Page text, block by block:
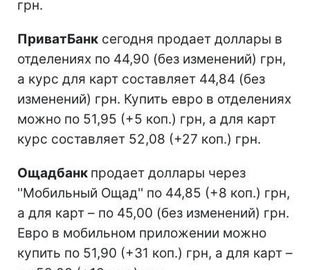
грн.
ПриватБанк сегодня продает доллары в
отделениях по 44,90 (без изменений) грн,
а курс для карт составляет 44,84 (без
изменений) грн. Купить евро в отделениях
можно по 51,95 (+5 коп.) грн, а для карт
курс составляет 52,08 (+27 коп.) грн.
Ощадбанк продает доллары через
''Мобильный Ощад'' по 44,85 (+8 коп.) грн,
а для карт – по 45,00 (без изменений) грн.
Евро в мобильном приложении можно
купить по 51,90 (+31 коп.) грн, а для карт –